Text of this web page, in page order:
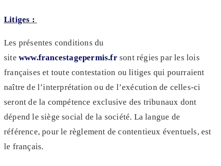
Litiges :
Les présentes conditions du
site www.francestagepermis.frsont régies par les lois
françaises et toute contestation ou litiges qui pourraient
naître de l’interprétation ou de l’exécution de celles-ci
seront de la compétence exclusive des tribunaux dont
dépend le siège social de la société. La langue de
référence, pour le règlement de contentieux éventuels, est
le français.